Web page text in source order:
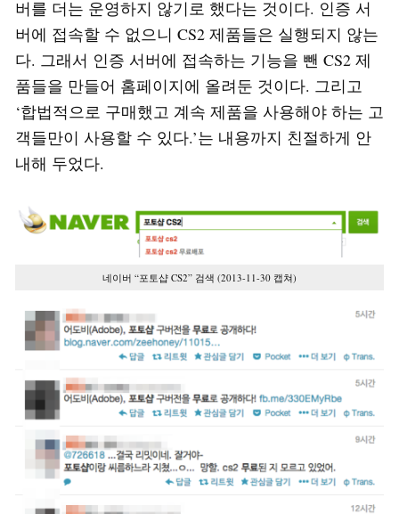
버를 더는 운영하지 않기로 했다는 것이다. 인증 서
버에 접속할 수 없으니 CS2 제품들은 실행되지 않는
다. 그래서 인증 서버에 접속하는 기능을 뺀 CS2 제
품들을 만들어 홈페이지에 올려둔 것이다. 그리고
‘합법적으로 구매했고 계속 제품을 사용해야 하는 고
객들만이 사용할 수 있다.’는 내용까지 친절하게 안
내해 두었다.
네이버 “포토샵 CS2” 검색 (2013-11-30 캡쳐)